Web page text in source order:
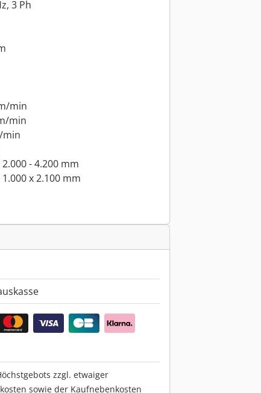
3 Ph
min
min
min
2.000 - 4.200 mm
1.000 x 2.100 mm
zzgl. etwaiger
sowie der Kaufnebenkosten